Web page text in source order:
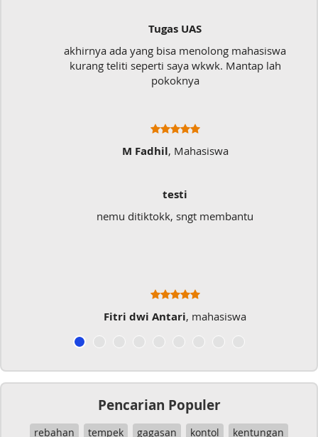
Tugas UAS
akhirnya ada yang bisa menolong mahasiswa
kurang teliti seperti saya wkwk. Mantap lah
pokoknya
M Fadhil, Mahasiswa
testi
nemu ditiktokk, sngt membantu
Fitri dwi Antari, mahasiswa
Pencarian Populer
rebahan tempek gagasan kontol kentungan